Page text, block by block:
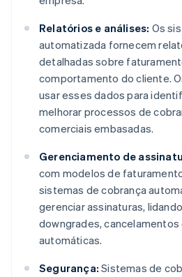
Relatórios e análises: Os
automatizada fornecem
detalhadas sobre
comportamento do cliente.
usar esses dados para
melhorar processos de
comerciais embasadas.
Gerenciamento de
com modelos de
sistemas de cobrança
gerenciar assinaturas,
downgrades, cancelamentos
automáticas.
Segurança: Sistemas de